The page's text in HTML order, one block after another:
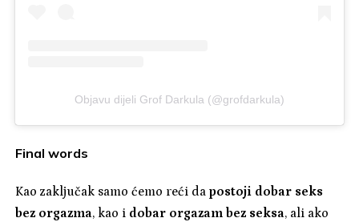
Objavu dijeli Grof Darkula (@grofdarkula)
Final words
Kao zaključak samo ćemo reći da postoji dobar seks
bez orgazma, kao i dobar orgazam bez seksa, ali ako